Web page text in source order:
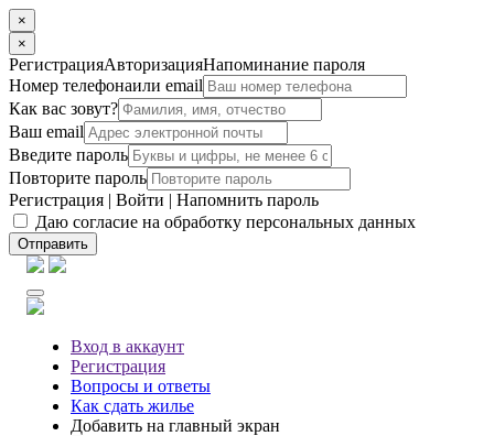
×
×
РегистрацияАвторизацияНапоминание пароля
Номер телефонаили email
Как вас зовут?
Ваш email
Введите пароль
Повторите пароль
Регистрация | Войти | Напомнить пароль
Даю согласие на обработку персональных данных
Отправить
Вход в аккаунт
Регистрация
Вопросы и ответы
Как сдать жилье
Добавить на главный экран